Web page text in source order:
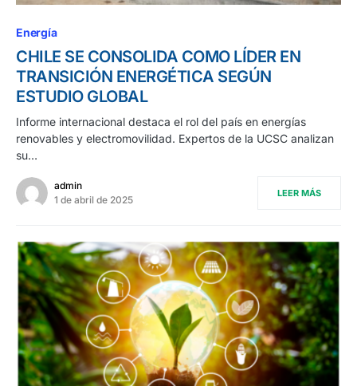
Energía
CHILE SE CONSOLIDA COMO LÍDER EN
TRANSICIÓN ENERGÉTICA SEGÚN
ESTUDIO GLOBAL
Informe internacional destaca el rol del país en energías
renovables y electromovilidad. Expertos de la UCSC analizan
su…
admin
1 de abril de 2025
LEER MÁS